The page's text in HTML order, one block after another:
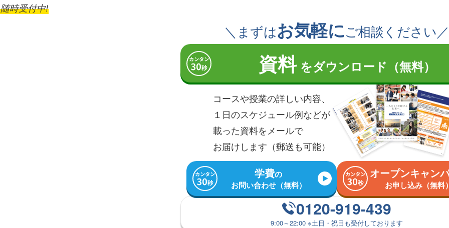
随時受付中!
＼まずはお気軽にご相談ください／
資料をダウンロード（無料）
コースや授業の詳しい内容、
１日のスケジュール例などが
載った資料を メールで
お届けします（郵送も可能）
学費の
お問い合わせ（無料）
オープンキャン
お申し込み（無料
0120-919-439
9:00～22:00 ※土日・祝日も受付しております